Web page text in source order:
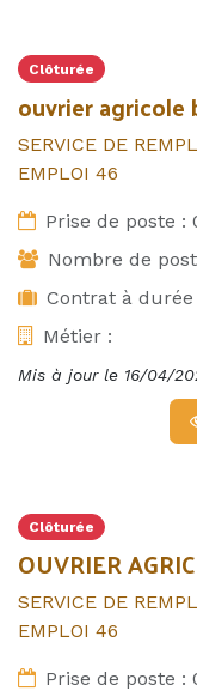
Clôturée
ouvrier agricole
SERVICE DE
EMPLOI 46
Prise de poste :
Nombre de
Contrat à
Métier :
Mis à jour le 16/04/
Clôturée
OUVRIER
SERVICE DE
EMPLOI 46
Prise de poste :